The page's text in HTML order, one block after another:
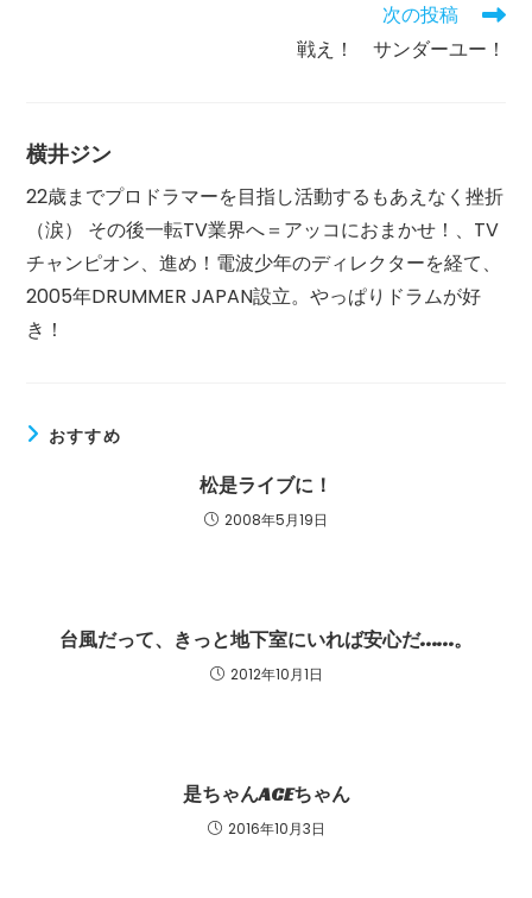
次の投稿
戦え！ サンダーユー！
横井ジン
22歳までプロドラマーを目指し活動するもあえなく挫折
（涙） その後一転TV業界へ＝アッコにおまかせ！、TV
チャンピオン、進め！電波少年のディレクターを経て、
2005年DRUMMER JAPAN設立。やっぱりドラムが好
き！
おすすめ
松是ライブに！
2008年5月19日
台風だって、きっと地下室にいれば安心だ……。
2012年10月1日
是ちゃんACEちゃん
2016年10月3日